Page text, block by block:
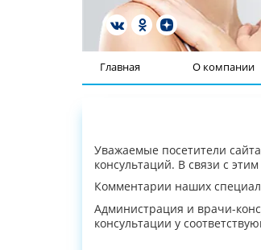
Главная О компании
Уважаемые посетители
консультаций. В связи с
Комментарии наших
Администрация и врачи-
консультации у